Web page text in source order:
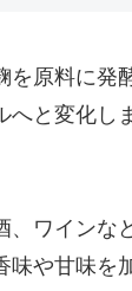
原料に
と変化
ワイン
や甘味